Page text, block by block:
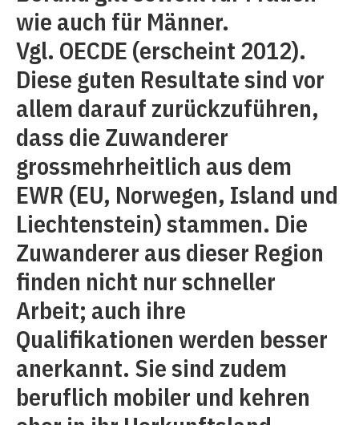
wie auch für Männer.
Vgl. OECDE (erscheint 2012).
Diese guten Resultate sind vor
allem darauf zurückzuführen,
dass die Zuwanderer
grossmehrheitlich aus dem
EWR (EU, Norwegen, Island und
Liechtenstein) stammen. Die
Zuwanderer aus dieser Region
finden nicht nur schneller
Arbeit; auch ihre
Qualifikationen werden besser
anerkannt. Sie sind zudem
beruflich mobiler und kehren